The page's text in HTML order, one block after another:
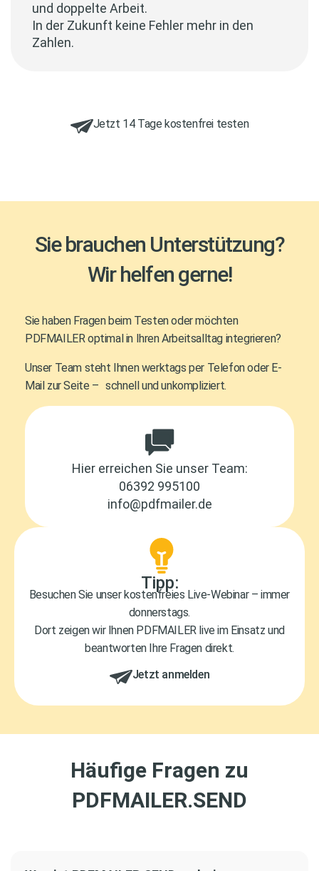
und doppelte Arbeit.
In der Zukunft keine Fehler mehr in den
Zahlen.
Jetzt 14 Tage kostenfrei testen
Sie brauchen Unterstützung?
Wir helfen gerne!
Sie haben Fragen beim Testen oder möchten
PDFMAILER optimal in Ihren Arbeitsalltag integrieren?
Unser Team steht Ihnen werktags per Telefon oder E-
Mail zur Seite – schnell und unkompliziert.
Hier erreichen Sie unser Team:
06392 995100
info@pdfmailer.de
Tipp:
Besuchen Sie unser kostenfreies Live-Webinar – immer
donnerstags.
Dort zeigen wir Ihnen PDFMAILER live im Einsatz und
beantworten Ihre Fragen direkt.
Jetzt anmelden
Häufige Fragen zu
PDFMAILER.SEND